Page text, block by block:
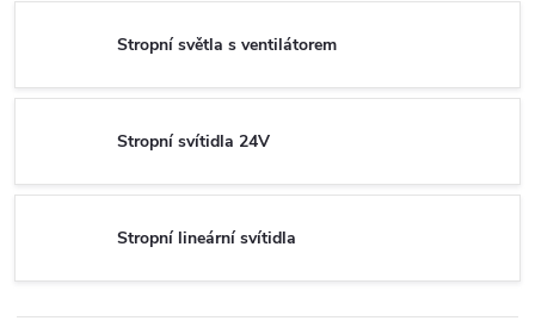
Stropní světla s ventilátorem
Stropní svítidla 24V
Stropní lineární svítidla